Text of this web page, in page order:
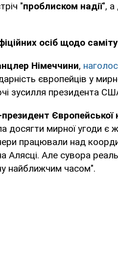
"проблиском надії", а
осіб щодо
Німеччини,
європейців у
зусилля президента
Європейської
досягти мирної угоди
працювали над
Алясці. Але сувора
найближчим часом".